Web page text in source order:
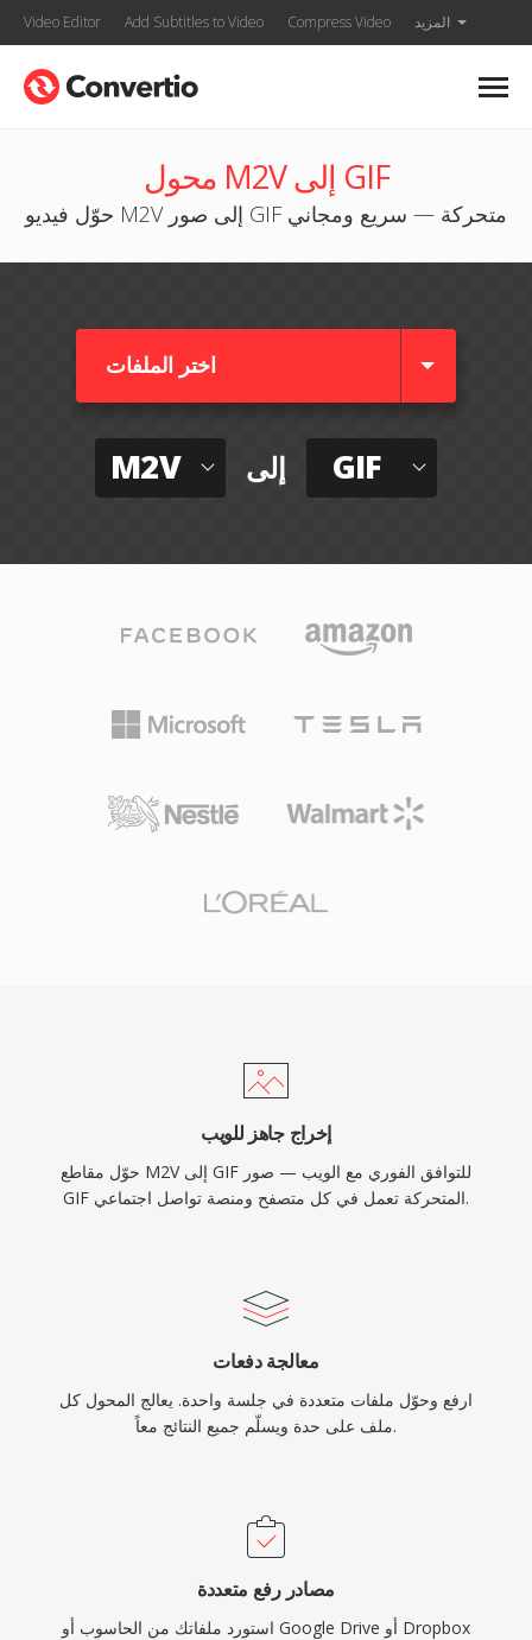
Video Editor Add Subtitles to Video Compress Video المزيد
محول M2V إلى GIF
حوّل فيديو M2V إلى صور GIF متحركة — سريع ومجاني
اختر الملفات
M2V إلى GIF
إخراج جاهز للويب
حوّل مقاطع M2V إلى GIF للتوافق الفوري مع الويب — صور
GIF المتحركة تعمل في كل متصفح ومنصة تواصل اجتماعي.
معالجة دفعات
ارفع وحوّل ملفات متعددة في جلسة واحدة. يعالج المحول كل
ملف على حدة ويسلّم جميع النتائج معاً.
مصادر رفع متعددة
استورد ملفاتك من الحاسوب أو Google Drive أو Dropbox